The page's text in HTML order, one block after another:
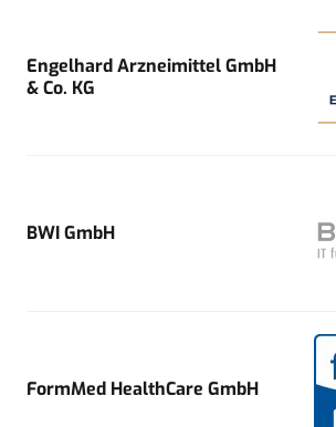
Engelhard Arzneimittel GmbH
& Co. KG
BWI GmbH
FormMed HealthCare GmbH